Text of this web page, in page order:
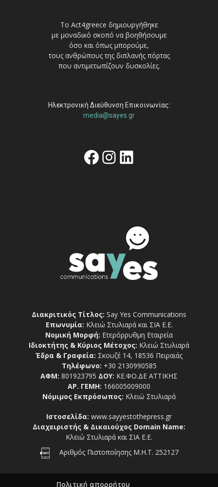
Το Act4greece δημιουργήθηκε
με μοναδικό σκοπό να βοηθήσουμε
όσο και όπως μπορούμε,
τους ανθρώπους της διπλανής πόρτας
που αντιμετωπίζουν δυσκολίες.
Ηλεκτρονική Διεύθυνση Επικοινωνίας:
media@sayes.gr
Facebook
Instagram
Linkedin
Διακριτικός Τίτλος: Say Yes Communications
Επωνυμία: Κλειώ Στυλιαρά και ΣΙΑ Ε.Ε.
Νομική Μορφή: Ετερόρρυθμη Εταιρεία
Ιδιοκτήτης & Κύριος Μέτοχος: Κλειώ Στυλιαρά
Έδρα & Γραφεία: Σκουζέ 14, 18536 Πειραιάς
Τηλέφωνο: +30 2130990585
ΑΦΜ: 801923795 ΔΟΥ: ΚΕ.ΦΟ.ΔΕ ΑΤΤΙΚΗΣ
ΑΡ. ΓΕΜΗ: 166005009000
Νόμιμος Εκπρόσωπος: Κλειώ Στυλιαρά
Ιστοσελίδα: www.sayyestothepress.gr
Διαχειριστής & Δικαιούχος Domain Name:
Κλειώ Στυλιαρά και ΣΙΑ Ε.Ε.
Αριθμός Πιστοποίησης Μ.Η.Τ. 252127
Πολιτική απορρήτου